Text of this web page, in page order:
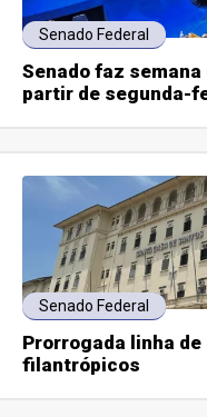
Senado Federal
Senado faz
partir de segunda-
Senado Federal
Prorrogada linha
filantrópicos